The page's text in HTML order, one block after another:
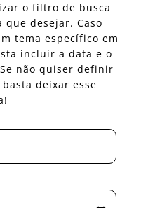
o filtro de busca
desejar. Caso
tema específico em
incluir a data e o
não quiser definir
deixar esse